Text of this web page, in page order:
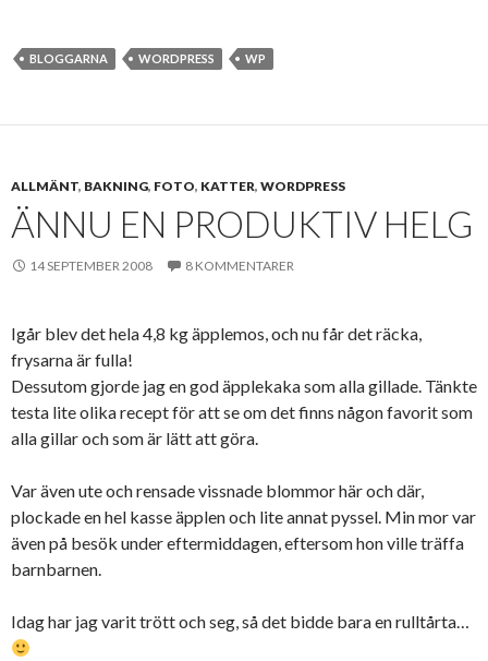
BLOGGARNA WORDPRESS WP
ALLMÄNT, BAKNING, FOTO, KATTER, WORDPRESS
ÄNNU EN PRODUKTIV HELG
14 SEPTEMBER 2008 8 KOMMENTARER
Igår blev det hela 4,8 kg äpplemos, och nu får det räcka,
frysarna är fulla!
Dessutom gjorde jag en god äpplekaka som alla gillade. Tänkte
testa lite olika recept för att se om det finns någon favorit som
alla gillar och som är lätt att göra.
Var även ute och rensade vissnade blommor här och där,
plockade en hel kasse äpplen och lite annat pyssel. Min mor var
även på besök under eftermiddagen, eftersom hon ville träffa
barnbarnen.
Idag har jag varit trött och seg, så det bidde bara en rulltårta…